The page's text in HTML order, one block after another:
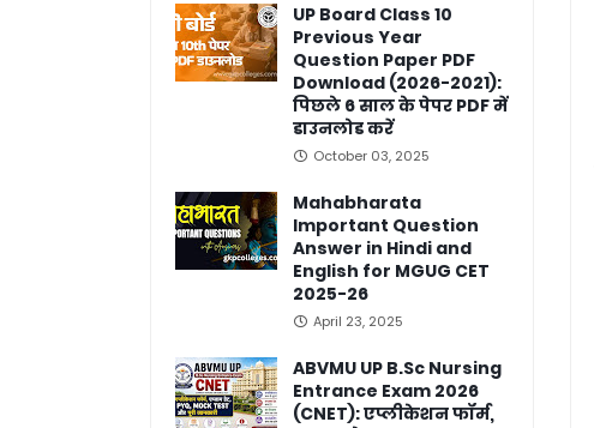
UP Board Class 10
Previous Year
Question Paper PDF
Download (2026-2021):
पिछले 6 साल के पेपर PDF में
डाउनलोड करें
October 03, 2025
Mahabharata
Important Question
Answer in Hindi and
English for MGUG CET
2025-26
April 23, 2025
ABVMU UP B.Sc Nursing
Entrance Exam 2026
(CNET): एप्लीकेशन फॉर्म,